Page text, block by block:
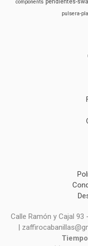
components
pulsera-
Calle Ramón y Cajal 93
|